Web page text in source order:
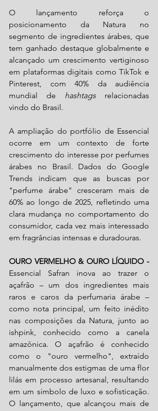
O lançamento reforça o
posicionamento da Natura no
segmento de ingredientes árabes, que
tem ganhado destaque globalmente e
alcançado um crescimento vertiginoso
em plataformas digitais como TikTok e
Pinterest, com 40% da audiência
mundial de hashtags relacionadas
vindo do Brasil.
A ampliação do portfólio de Essencial
ocorre em um contexto de forte
crescimento do interesse por perfumes
árabes no Brasil. Dados do Google
Trends indicam que as buscas por
"perfume árabe" cresceram mais de
60% ao longo de 2025, refletindo uma
clara mudança no comportamento do
consumidor, cada vez mais interessado
em fragrâncias intensas e duradouras.
OURO VERMELHO & OURO LÍQUIDO -
Essencial Safran inova ao trazer o
açafrão – um dos ingredientes mais
raros e caros da perfumaria árabe –
como nota principal, um feito inédito
nas composições da Natura, junto ao
ishpink, conhecido como a canela
amazônica. O açafrão é conhecido
como o "ouro vermelho", extraído
manualmente dos estigmas de uma flor
lilás em processo artesanal, resultando
em um símbolo de luxo e sofisticação.
O lançamento, que alcançou mais de